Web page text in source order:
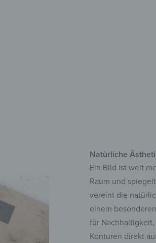
Natürliche
Ein Bild ist weit
Raum und
vereint die
einem
für
Konturen direkt